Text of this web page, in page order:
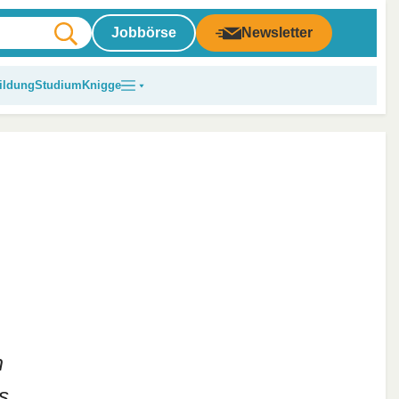
Jobbörse Newsletter
Studium Knigge